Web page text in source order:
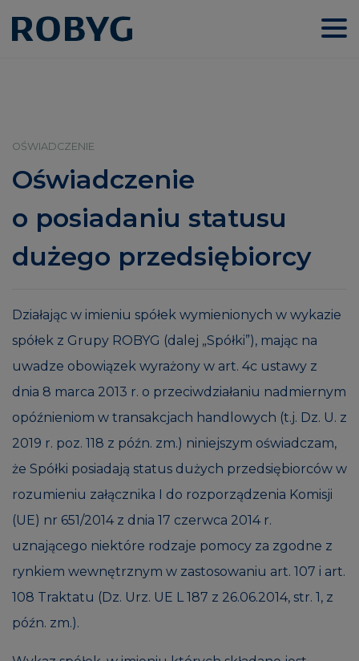
OŚWIADCZENIE
Oświadczenie
o posiadaniu statusu
dużego przedsiębiorcy
Działając w imieniu spółek wymienionych w wykazie
spółek z Grupy ROBYG (dalej „Spółki”), mając na
uwadze obowiązek wyrażony w art. 4c ustawy z
dnia 8 marca 2013 r. o przeciwdziałaniu nadmiernym
opóźnieniom w transakcjach handlowych (t.j. Dz. U. z
2019 r. poz. 118 z późn. zm.) niniejszym oświadczam,
że Spółki posiadają status dużych przedsiębiorców w
rozumieniu załącznika I do rozporządzenia Komisji
(UE) nr 651/2014 z dnia 17 czerwca 2014 r.
uznającego niektóre rodzaje pomocy za zgodne z
rynkiem wewnętrznym w zastosowaniu art. 107 i art.
108 Traktatu (Dz. Urz. UE L 187 z 26.06.2014, str. 1, z
późn. zm.).